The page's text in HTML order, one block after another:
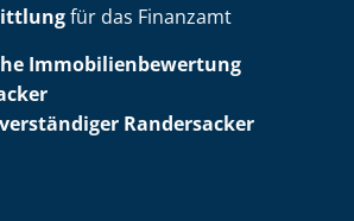
für das Finanzamt
Im­mo­bi­li­en­be­wer­tung
Randersacker